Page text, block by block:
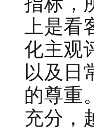
上是看
化主观
以及日
的尊重
充分，